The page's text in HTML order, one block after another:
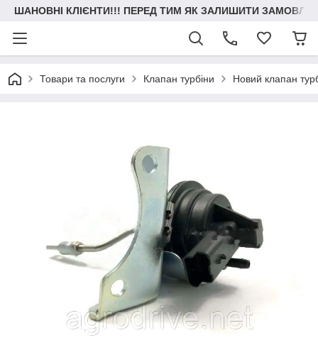
ШАНОВНІ КЛІЄНТИ!!! ПЕРЕД ТИМ ЯК ЗАЛИШИТИ
Товари та послуги Клапан турбіни Новий клапан